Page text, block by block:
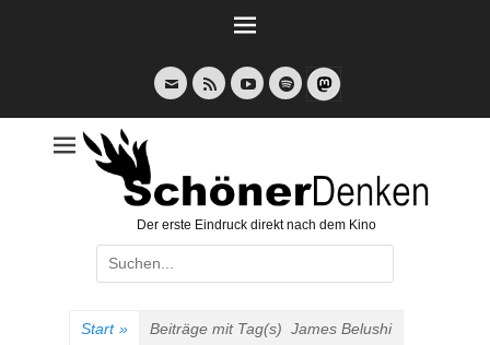
E-
Mail
Feed YouTubeSpotify
Der erste Eindruck direkt nach dem Kino
Suche
nach:
Start » Beiträge mit Tag(s) James Belushi